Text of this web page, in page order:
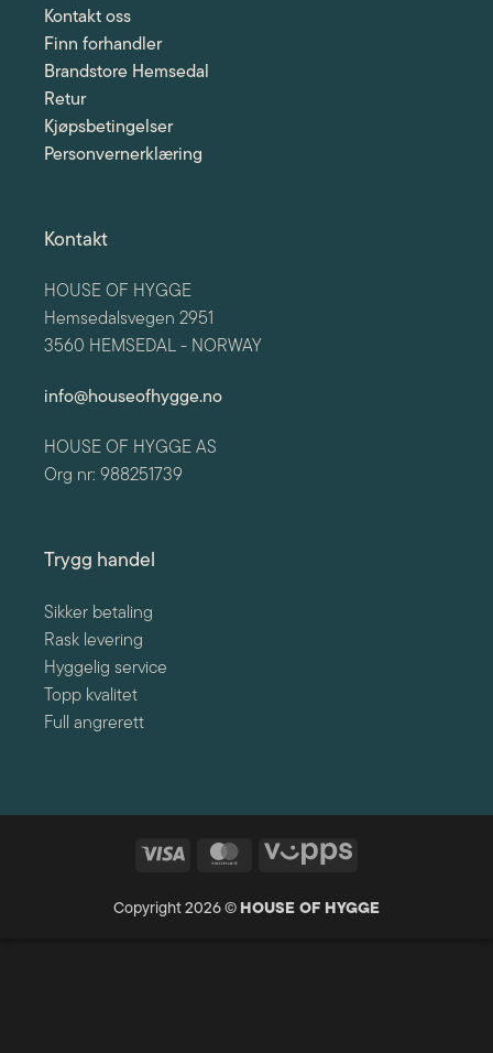
Kontakt oss
Finn forhandler
Brandstore Hemsedal
Retur
Kjøpsbetingelser
Personvernerklæring
Kontakt
HOUSE OF HYGGE
Hemsedalsvegen 2951
3560 HEMSEDAL - NORWAY
info@houseofhygge.no
HOUSE OF HYGGE AS
Org nr: 988251739
Trygg handel
Sikker betaling
Rask levering
Hyggelig service
Topp kvalitet
Full angrerett
Visa MasterCard Vipps
Copyright 2026 © HOUSE OF HYGGE